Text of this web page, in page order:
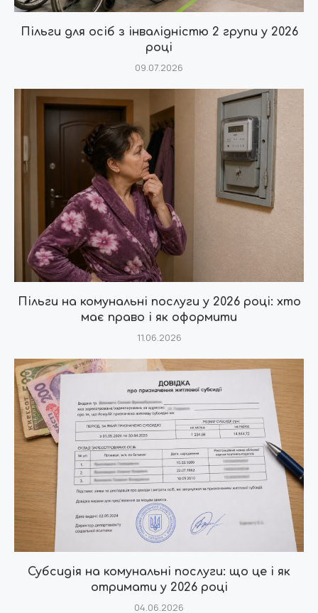
Пільги для осіб з інвалідністю 2 групи у 2026
році
09.07.2026
Пільги на комунальні послуги у 2026 році: хто
має право і як оформити
11.06.2026
Субсидія на комунальні послуги: що це і як
отримати у 2026 році
04.06.2026